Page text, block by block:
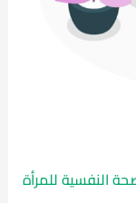
النفسية للمرأة